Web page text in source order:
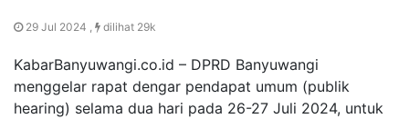
29 Jul 2024 , dilihat 29k
KabarBanyuwangi.co.id – DPRD Banyuwangi
menggelar rapat dengar pendapat umum (publik
hearing) selama dua hari pada 26-27 Juli 2024, untuk